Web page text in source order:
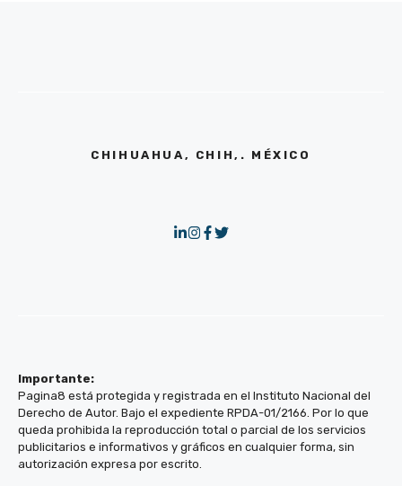
CHIHUAHUA, CHIH,. MÉXICO
Importante:
Pagina8 está protegida y registrada en el Instituto Nacional del
Derecho de Autor. Bajo el expediente RPDA-01/2166. Por lo que
queda prohibida la reproducción total o parcial de los servicios
publicitarios e informativos y gráficos en cualquier forma, sin
autorización expresa por escrito.